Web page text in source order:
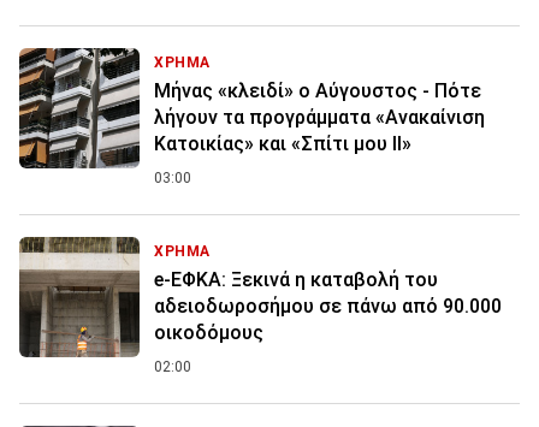
ΧΡΗΜΑ
Μήνας «κλειδί» ο Αύγουστος - Πότε
λήγουν τα προγράμματα «Ανακαίνιση
Κατοικίας» και «Σπίτι μου ΙΙ»
03:00
ΧΡΗΜΑ
e-ΕΦΚΑ: Ξεκινά η καταβολή του
αδειοδωροσήμου σε πάνω από 90.000
οικοδόμους
02:00